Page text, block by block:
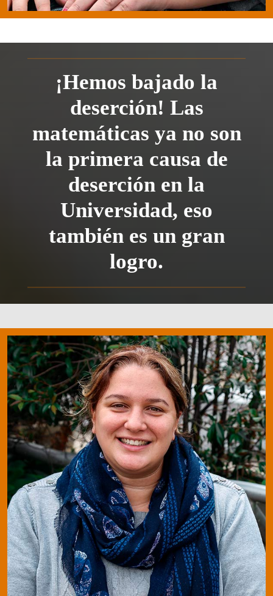
¡Hemos bajado la
deserción! Las
matemáticas ya no son
la primera causa de
deserción en la
Universidad, eso
también es un gran
logro.